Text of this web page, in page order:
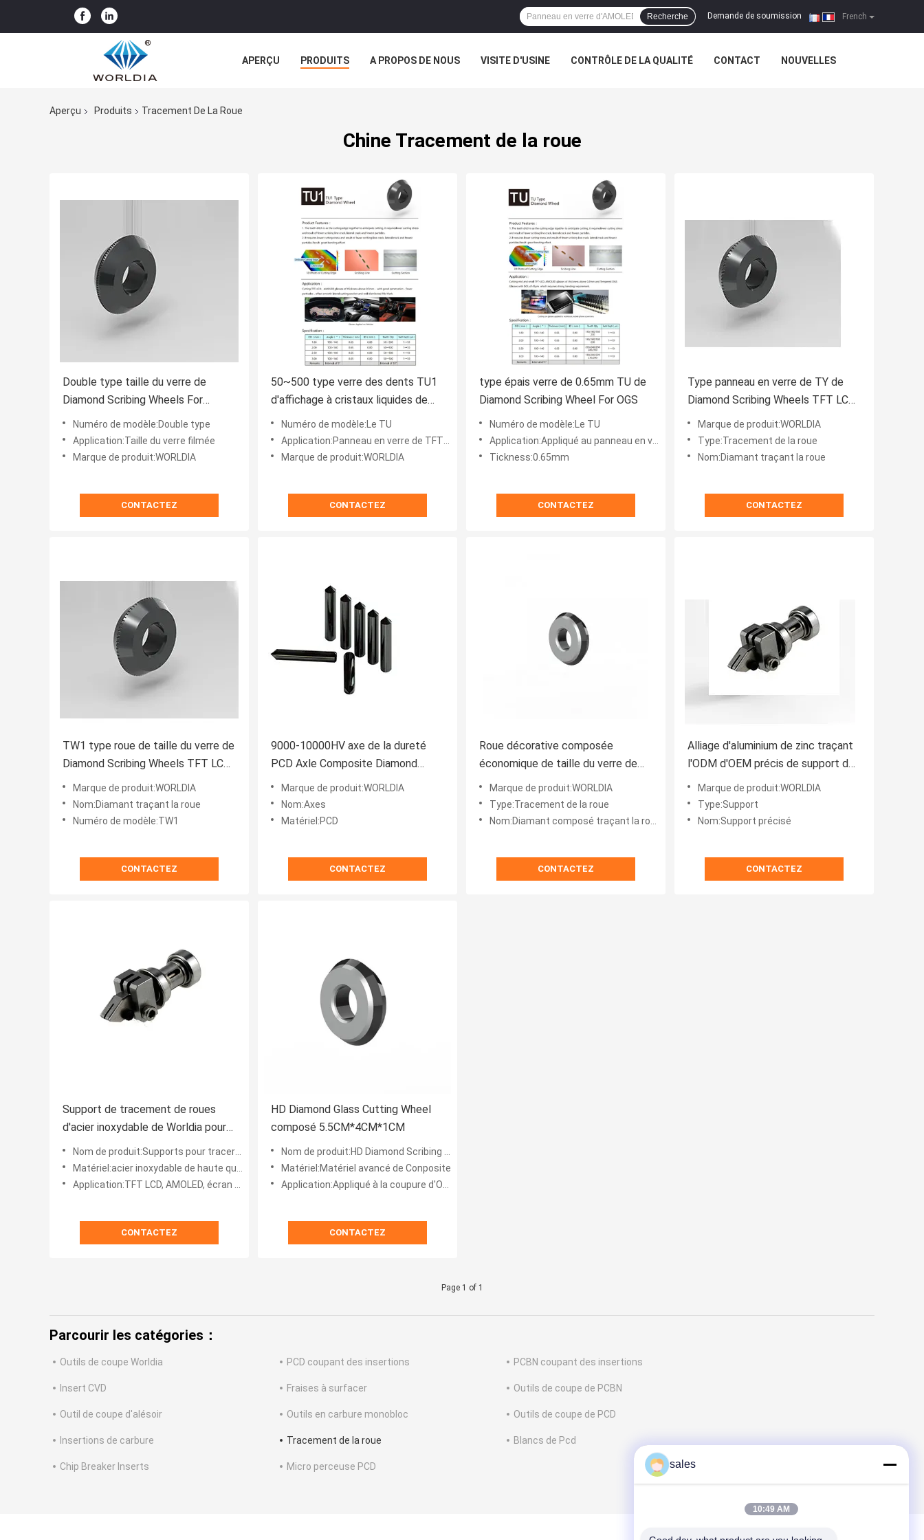
French
Demande de soumission |
Recherche
APERÇU PRODUITS A PROPOS DE NOUS VISITE D'USINE CONTRÔLE DE LA QUALITÉ CONTACT NOUVELLES
Aperçu
Produits Tracement De La Roue
Chine Tracement de la roue
Double type taille du verre de
Diamond Scribing Wheels For
Filmed
Numéro de modèle:Double type
Application:Taille du verre filmée
Marque de produit:WORLDIA
CONTACTEZ
50~500 type verre des dents TU1
d'affichage à cristaux liquides de
Diamond Scribing Wheels For
Numéro de modèle:Le TU
Application:Panneau en verre de TFT LCD, d'AMOLED et verre d'affichage à cristaux liquides
Marque de produit:WORLDIA
CONTACTEZ
type épais verre de 0.65mm TU de
Diamond Scribing Wheel For OGS
Numéro de modèle:Le TU
Application:Appliqué au panneau en verre de TFT LCD, d'AMOLED et au verre d'OGS
Tickness:0.65mm
CONTACTEZ
Type panneau en verre de TY de
Diamond Scribing Wheels TFT LCD
AMOLED traçant la roue
Marque de produit:WORLDIA
Type:Tracement de la roue
Nom:Diamant traçant la roue
CONTACTEZ
TW1 type roue de taille du verre de
Diamond Scribing Wheels TFT LCD
AMOLED
Marque de produit:WORLDIA
Nom:Diamant traçant la roue
Numéro de modèle:TW1
CONTACTEZ
9000-10000HV axe de la dureté
PCD Axle Composite Diamond
Cutting Wheel
Marque de produit:WORLDIA
Nom:Axes
Matériel:PCD
CONTACTEZ
Roue décorative composée
économique de taille du verre de
Diamond Scribing Wheel
Automobile picovolte
Marque de produit:WORLDIA
Type:Tracement de la roue
Nom:Diamant composé traçant la roue
CONTACTEZ
Alliage d'aluminium de zinc traçant
l'ODM d'OEM précis de support de
roueMarque de produit:WORLDIA
Type:Support
Nom:Support précisé
CONTACTEZ
Support de tracement de roues
d'acier inoxydable de Worldia pour
l'usinage de taille du verre
Nom de produit:Supports pour tracer des roues
Matériel:acier inoxydable de haute qualité
Application:TFT LCD, AMOLED, écran tactile (tel que TV, smartphone, protection), verre de substrat, verre de cou
CONTACTEZ
HD Diamond Glass Cutting Wheel
composé 5.5CM*4CM*1CM
Nom de produit:HD Diamond Scribing Wheel
Matériel:Matériel avancé de Conposite
Application:Appliqué à la coupure d'OGS, de STN, de TP, de panneau et de verre conducteur d'ITO., miroir décorat
CONTACTEZ
Page 1 of 1
Parcourir les catégories：
Outils de coupe Worldia PCD coupant des insertions PCBN coupant des insertions
Insert CVD Fraises à surfacer Outils de coupe de PCBN
Outil de coupe d'alésoir Outils en carbure monobloc Outils de coupe de PCD
Insertions de carbure Tracement de la roue Blancs de Pcd
Chip Breaker Inserts Micro perceuse PCD sales
10:49 AM